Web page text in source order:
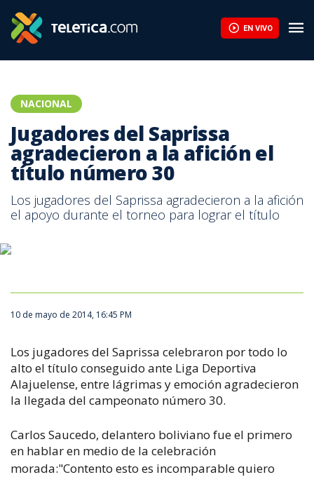
EN VIVO
NACIONAL
Jugadores del Saprissa
agradecieron a la afición el
título número 30
Los jugadores del Saprissa agradecieron a la afición
el apoyo durante el torneo para lograr el título
10 de mayo de 2014, 16:45 PM
Los jugadores del Saprissa celebraron por todo lo
alto el título conseguido ante Liga Deportiva
Alajuelense, entre lágrimas y emoción agradecieron
la llegada del campeonato número 30.
Carlos Saucedo, delantero boliviano fue el primero
en hablar en medio de la celebración
morada:"Contento esto es incomparable quiero